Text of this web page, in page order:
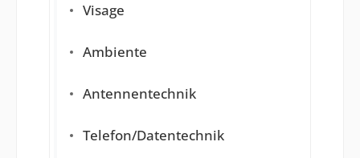
Visage
Ambiente
Antennentechnik
Telefon/Datentechnik